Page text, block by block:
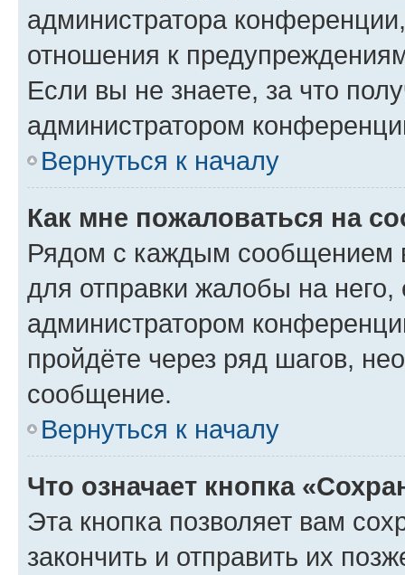
администратора
отношения к
Если вы не знаете, за что
администратором
Вернуться к началу
Как мне пожаловаться на
Рядом с каждым сообщением
для отправки жалобы на
администратором
пройдёте через ряд шагов,
сообщение.
Вернуться к началу
Что означает кнопка
Эта кнопка позволяет вам
закончить и отправить их